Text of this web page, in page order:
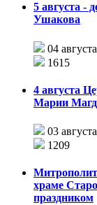
5 августа -
Ушакова
04
1615
4 августа
Марии
03
1209
храме
праздником